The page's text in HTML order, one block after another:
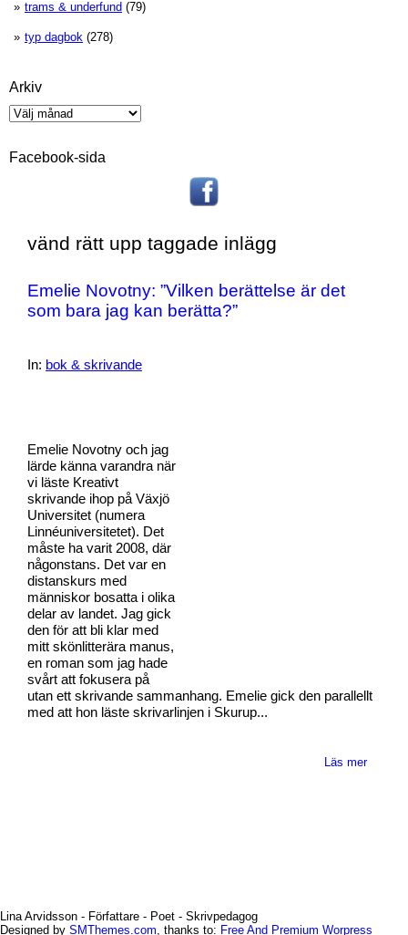
trams & underfund (79)
typ dagbok (278)
Arkiv
Arkiv
Facebook-sida
vänd rätt upp taggade inlägg
Emelie Novotny: ”Vilken berättelse är det
som bara jag kan berätta?”
In: bok & skrivande
Emelie Novotny och jag
lärde känna varandra när
vi läste Kreativt
skrivande ihop på Växjö
Universitet (numera
Linnéuniversitetet). Det
måste ha varit 2008, där
någonstans. Det var en
distanskurs med
människor bosatta i olika
delar av landet. Jag gick
den för att bli klar med
mitt skönlitterära manus,
en roman som jag hade
svårt att fokusera på
utan ett skrivande sammanhang. Emelie gick den parallellt
med att hon läste skrivarlinjen i Skurup...
Läs mer
Lina Arvidsson - Författare - Poet - Skrivpedagog
Designed by SMThemes.com, thanks to: Free And Premium Worpress